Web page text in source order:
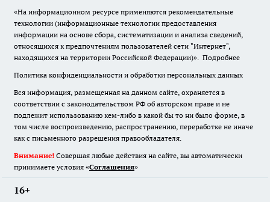
«На информационном ресурсе применяются рекомендательные
технологии (информационные технологии предоставления
информации на основе сбора, систематизации и анализа сведений,
относящихся к предпочтениям пользователей сети "Интернет",
находящихся на территории Российской Федерации)». Подробнее
Политика конфиденциальности и обработки персональных данных
Вся информация, размещенная на данном сайте, охраняется в
соответствии с законодательством РФ об авторском праве и не
подлежит использованию кем-либо в какой бы то ни было форме, в
том числе воспроизведению, распространению, переработке не иначе
как с письменного разрешения правообладателя.
Внимание! Совершая любые действия на сайте, вы автоматически
принимаете условия «Cоглашения»
16+